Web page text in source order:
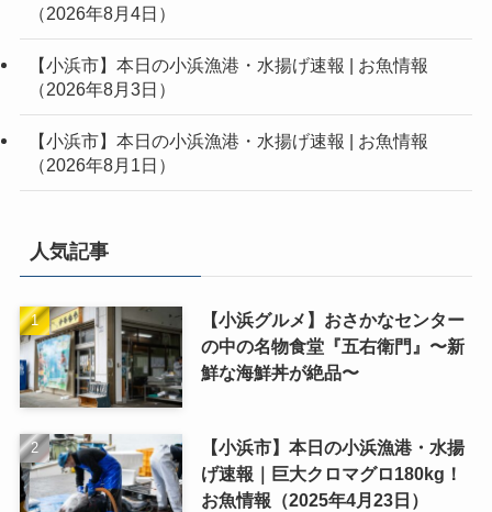
（2026年8月4日）
【小浜市】本日の小浜漁港・水揚げ速報 | お魚情報
（2026年8月3日）
【小浜市】本日の小浜漁港・水揚げ速報 | お魚情報
（2026年8月1日）
人気記事
【小浜グルメ】おさかなセンター
の中の名物食堂『五右衛門』〜新
鮮な海鮮丼が絶品〜
【小浜市】本日の小浜漁港・水揚
げ速報｜巨大クロマグロ180kg！
お魚情報（2025年4月23日）